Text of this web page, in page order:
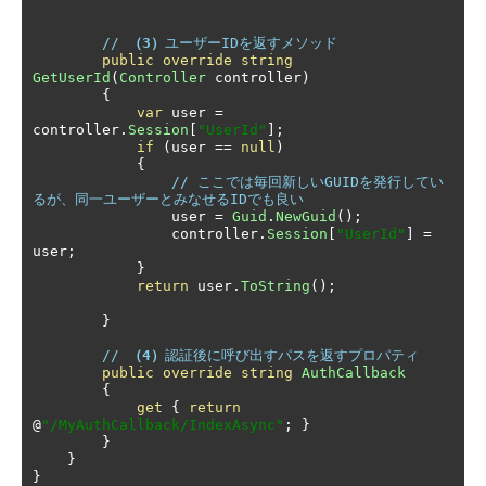
// （3）
ユーザーIDを返すメソッド
public
override
string
GetUserId ( Controller controller)
{
var user =
controller . Session [ "UserId" ];
if
( user == null )
{
// ここでは毎回新しいGUIDを発行してい
るが、同一ユーザーとみなせるIDでも良い
                user
= Guid . NewGuid ();
                controller
. Session [ "UserId" ]
=
user ;
}
return user . ToString ();
}
// （4） 認証後に呼び出すパスを返すプロパティ
public
override string AuthCallback
{
get
{
return
@"/MyAuthCallback/IndexAsync" ;
}
}
}
}